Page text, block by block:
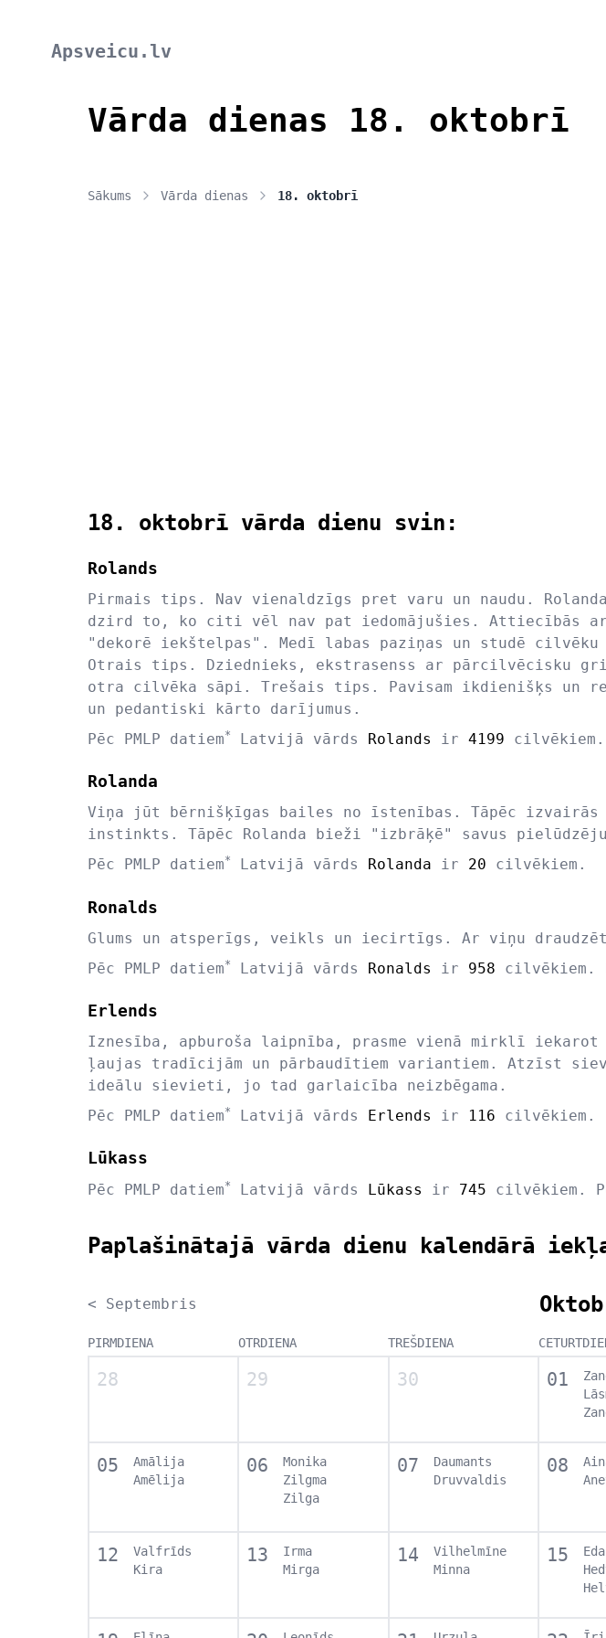
Apsveicu.lv
Vārda dienas 18. oktobrī
Sākums Vārda dienas 18. oktobrī
18. oktobrī vārda dienu svin:
Rolands
Pirmais tips. Nav vienaldzīgs pret varu un naudu.
dzird to, ko citi vēl nav pat iedomājušies. Attiecībās
"dekorē iekštelpas". Medī labas paziņas un studē
Otrais tips. Dziednieks, ekstrasenss ar pārcilvēcisku
otra cilvēka sāpi. Trešais tips. Pavisam ikdienišķs un
un pedantiski kārto darījumus.
Pēc PMLP datiem* Latvijā vārds Rolands ir 4199
Rolanda
Viņa jūt bērnišķīgas bailes no īstenības. Tāpēc
instinkts. Tāpēc Rolanda bieži "izbrāķē" savus
Pēc PMLP datiem* Latvijā vārds Rolanda ir 20 cilvēkiem.
Ronalds
Glums un atsperīgs, veikls un iecirtīgs. Ar viņu
Pēc PMLP datiem* Latvijā vārds Ronalds ir 958 cilvēkiem.
Erlends
Iznesība, apburoša laipnība, prasme vienā mirklī
ļaujas tradīcijām un pārbaudītiem variantiem. Atzīst
ideālu sievieti, jo tad garlaicība neizbēgama.
Pēc PMLP datiem* Latvijā vārds Erlends ir 116 cilvēkiem.
Lūkass
Pēc PMLP datiem* Latvijā vārds Lūkass ir 745 cilvēkiem.
Paplašinātajā vārda dienu kalendārā
< Septembris
PIRMDIENA OTRDIENA TREŠDIENA
28 29 30 01
05
Amālija
Amēlija
06
Monika
Zilgma
Zilga
07
Daumants
Druvvaldis
08
12
Valfrīds
Kira
13
Irma
Mirga
14
Vilhelmīne
Minna
15
Eda